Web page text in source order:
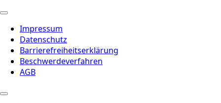
Impressum
Datenschutz
Barrierefreiheitserklärung
Beschwerdeverfahren
AGB